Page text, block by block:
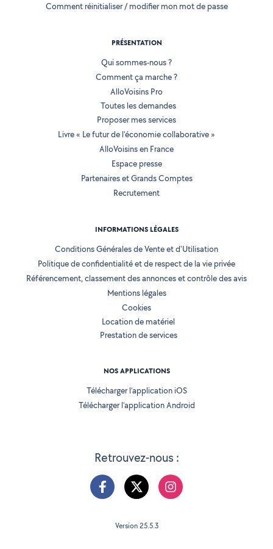
Retrouvez-nous :
Comment réinitialiser / modifier mon mot de passe
PRÉSENTATION
Qui sommes-nous ?
Comment ça marche ?
AlloVoisins Pro
Toutes les demandes
Proposer mes services
Livre « Le futur de l'économie collaborative »
AlloVoisins en France
Espace presse
Partenaires et Grands Comptes
Recrutement
INFORMATIONS LÉGALES
Conditions Générales de Vente et d'Utilisation
Politique de confidentialité et de respect de la vie privée
Référencement, classement des annonces et contrôle des avis
Mentions légales
Cookies
Location de matériel
Prestation de services
NOS APPLICATIONS
Télécharger l’application iOS
Télécharger l’application Android
Version 25.5.3